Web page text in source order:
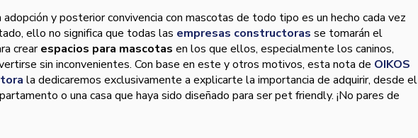
adopción y posterior convivencia con mascotas de todo tipo es un hecho cada vez
ello no significa que todas las empresas constructoras se tomarán el
crearespacios para mascotas en los que ellos, especialmente los caninos,
sin inconvenientes. Con base en este y otros motivos, esta nota de OIKOS
la dedicaremos exclusivamente a explicarte la importancia de adquirir, desde el
o una casa que haya sido diseñado para ser pet friendly. ¡No pares de